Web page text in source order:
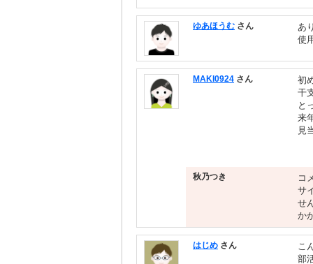
ゆあほうむ さん
あ
使
MAKI0924 さん
初
干
と
来
見
秋乃つき
コ
サ
せ
か
はじめ さん
こ
部